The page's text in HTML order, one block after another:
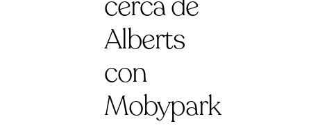
Alberts
con
Mobypark